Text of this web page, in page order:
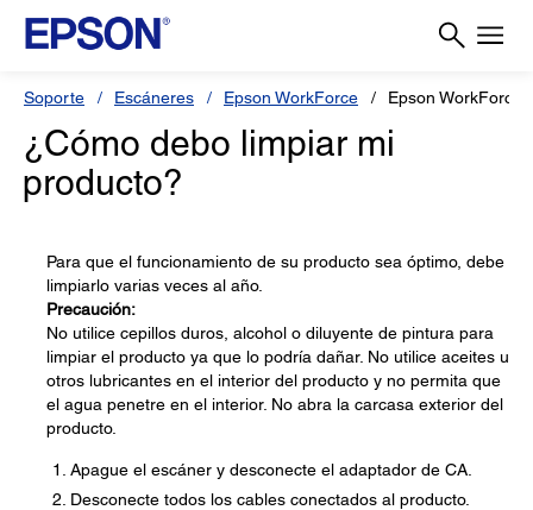
Soporte Escáneres Epson WorkForce Epson WorkForce
¿Cómo debo limpiar mi
producto?
Para que el funcionamiento de su producto sea óptimo, debe
limpiarlo varias veces al año.
Precaución:
No utilice cepillos duros, alcohol o diluyente de pintura para
limpiar el producto ya que lo podría dañar. No utilice aceites u
otros lubricantes en el interior del producto y no permita que
el agua penetre en el interior. No abra la carcasa exterior del
producto.
Apague el escáner y desconecte el adaptador de CA.
Desconecte todos los cables conectados al producto.